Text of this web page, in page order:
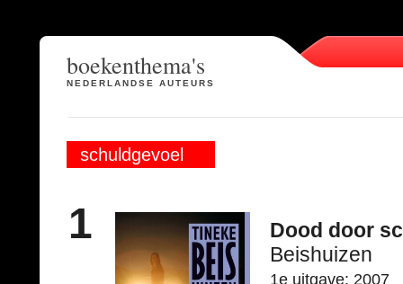
boekenthema's
NEDERLANDSE AUTEURS
schuldgevoel
1
Dood door
Beishuizen
1e uitgave: 2007